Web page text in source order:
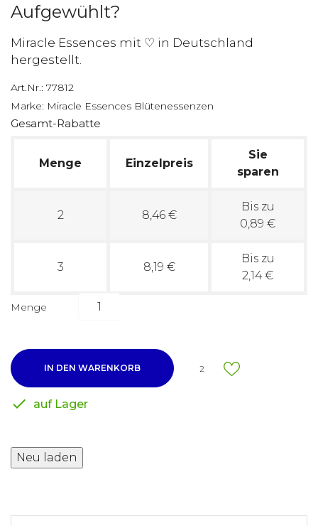
Aufgewühlt?
Miracle Essences mit ♡ in Deutschland
hergestellt.
Art.Nr.: 77812
Marke: Miracle Essences Blütenessenzen
Gesamt-Rabatte
Menge Einzelpreis
Sie
sparen
2 8,46 €
Bis zu
0,89 €
3 8,19 €
Bis zu
2,14 €
Menge
IN DEN WARENKORB 2
 auf Lager